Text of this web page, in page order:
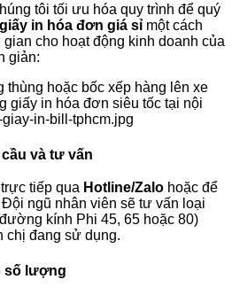
tôi tối ưu hóa quy trình để quý
giấy in hóa đơn giá sỉ một cách
cho hoạt động kinh doanh của
giản:
thùng hoặc bốc xếp hàng lên xe
giấy in hóa đơn siêu tốc tại nội
in-bill-tphcm.jpg
và tư vấn
tiếp qua Hotline/Zalo hoặc để
ngũ nhân viên sẽ tư vấn loại
kính Phi 45, 65 hoặc 80)
chị đang sử dụng.
số lượng